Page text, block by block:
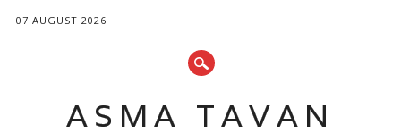
07 AUGUST 2026
ASMA TAVAN